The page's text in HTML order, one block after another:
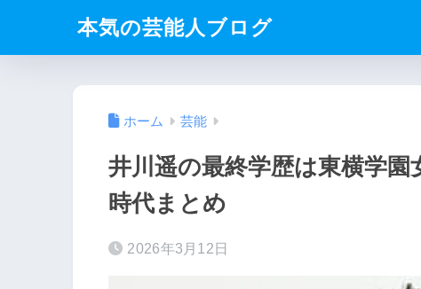
本気の芸能人ブログ
ホーム 芸能
井川遥の最終学歴は東横学
時代まとめ
2026年3月12日